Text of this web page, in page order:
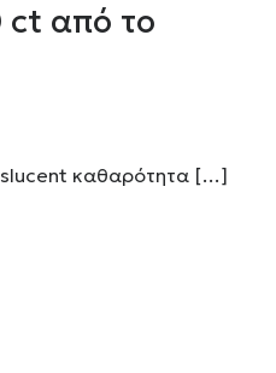
ct από το
καθαρότητα […]